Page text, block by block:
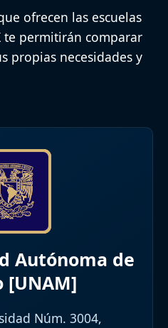
ofrecen las escuelas
te permitirán comparar
propias necesidades y
Autónoma de
[UNAM]
Núm. 3004,